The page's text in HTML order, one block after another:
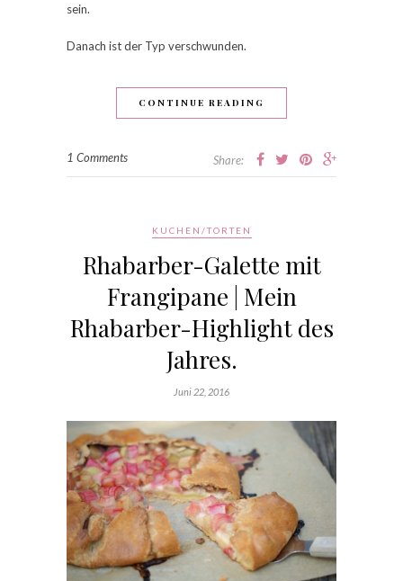
sein.
Danach ist der Typ verschwunden.
CONTINUE READING
1 Comments Share:
KUCHEN/TORTEN
Rhabarber-Galette mit
Frangipane | Mein
Rhabarber-Highlight des
Jahres.
Juni 22, 2016